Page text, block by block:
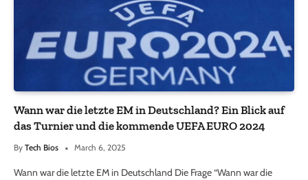
Wann war die letzte EM in Deutschland? Ein Blick auf
das Turnier und die kommende UEFA EURO 2024
By Tech Bios March 6, 2025
Wann war die letzte EM in Deutschland Die Frage “Wann war die